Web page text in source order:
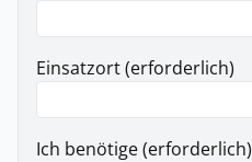
Einsatzort (erforderlich)
Ich benötige (erforderlich)